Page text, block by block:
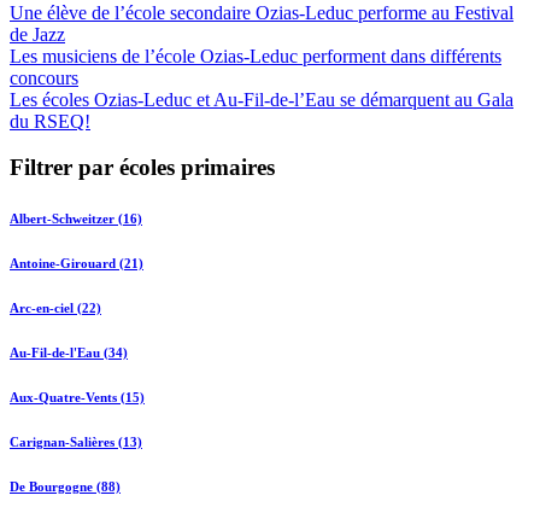
Une élève de l’école secondaire Ozias-Leduc performe au Festival
de Jazz
Les musiciens de l’école Ozias-Leduc performent dans différents
concours
Les écoles Ozias-Leduc et Au-Fil-de-l’Eau se démarquent au Gala
du RSEQ!
Filtrer par écoles primaires
Albert-Schweitzer (16)
Antoine-Girouard (21)
Arc-en-ciel (22)
Au-Fil-de-l'Eau (34)
Aux-Quatre-Vents (15)
Carignan-Salières (13)
De Bourgogne (88)